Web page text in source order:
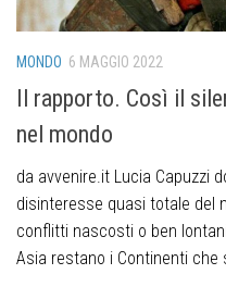
MONDO 6 MAGGIO 2022
Il rapporto. Così il
nel mondo
da avvenire.it Lucia Capuzzi
disinteresse quasi totale del
conflitti nascosti o ben
Asia restano i Continenti che